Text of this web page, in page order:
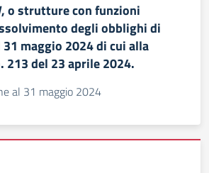
o strutture con funzioni
degli obblighi di
maggio 2024 di cui alla
213 del 23 aprile 2024.
al 31 maggio 2024